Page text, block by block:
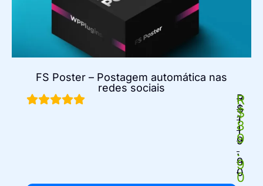
FS Poster – Postagem automática nas
redes sociais
R
$
1
1
9
.
9
0
R
$
8
9
.
9
0